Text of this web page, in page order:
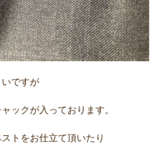
ですが
ックが入っております。
トをお仕立て頂いたり